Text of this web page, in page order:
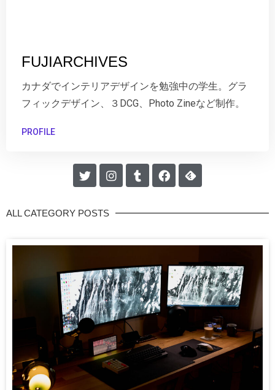
FUJIARCHIVES
カナダでインテリアデザインを勉強中の学生。グラ
フィックデザイン、３DCG、Photo Zineなど制作。
PROFILE
ALL CATEGORY POSTS